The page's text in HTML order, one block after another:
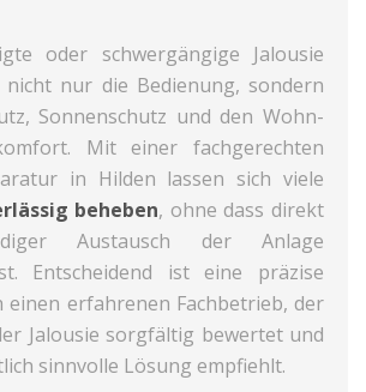
oder schwergängige Jalousie
nur die Bedienung, sondern
Sonnenschutz und den Wohn-
Mit einer fachgerechten
in Hilden lassen sich viele
beheben, ohne dass direkt
Austausch der Anlage
Entscheidend ist eine präzise
einen erfahrenen Fachbetrieb, der
Jalousie sorgfältig bewertet und
sinnvolle Lösung empfiehlt.